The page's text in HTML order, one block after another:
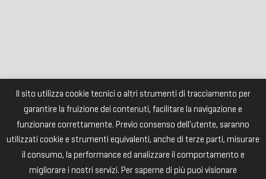
Il sito utilizza cookie tecnici o altri strumenti di tracciamento per
garantire la fruizione dei contenuti, facilitare la navigazione e
funzionare correttamente. Previo consenso dell'utente, saranno
utilizzati cookie e strumenti equivalenti, anche di terze parti, misurare
il consumo, la performance ed analizzare il comportamento e
migliorare i nostri servizi. Per saperne di più puoi visionare